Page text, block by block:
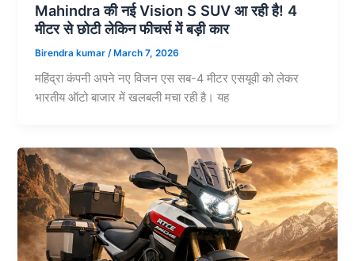
Mahindra की नई Vision S SUV आ रही है! 4
मीटर से छोटी लेकिन फीचर्स में बड़ी कार
Birendra kumar /March 7, 2026
महिंद्रा कंपनी अपने नए विजन एस सब-4 मीटर एसयूवी को लेकर
भारतीय ऑटो बाजार में खलबली मचा रही है। यह